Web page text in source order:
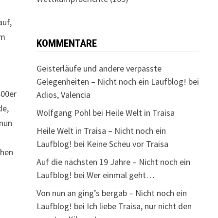
KOMMENTARE
Geisterläufe und andere verpasste
Gelegenheiten – Nicht noch ein Laufblog! bei
Adios, Valencia
Wolfgang Pohlbei Heile Welt in Traisa
Heile Welt in Traisa – Nicht noch ein
Laufblog! bei Keine Scheu vor Traisa
Auf die nächsten 19 Jahre – Nicht noch ein
Laufblog! bei Wer einmal geht…
Von nun an ging’s bergab – Nicht noch ein
Laufblog! bei Ich liebe Traisa, nur nicht den